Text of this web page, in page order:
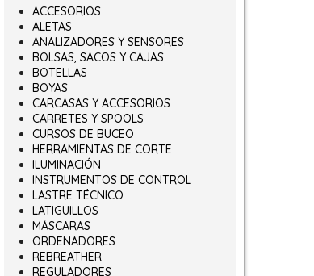
ACCESORIOS
ALETAS
ANALIZADORES Y SENSORES
BOLSAS, SACOS Y CAJAS
BOTELLAS
BOYAS
CARCASAS Y ACCESORIOS
CARRETES Y SPOOLS
CURSOS DE BUCEO
HERRAMIENTAS DE CORTE
ILUMINACIÓN
INSTRUMENTOS DE CONTROL
LASTRE TÉCNICO
LATIGUILLOS
MÁSCARAS
ORDENADORES
REBREATHER
REGULADORES